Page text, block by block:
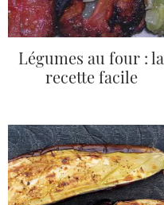
Légumes au four : la
recette facile